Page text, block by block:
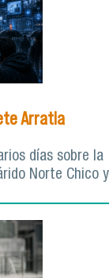
Arratia
días sobre la
Norte Chico y